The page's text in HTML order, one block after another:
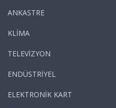
ANKASTRE
KLİMA
TELEVİZYON
ENDÜSTRİYEL
ELEKTRONİK KART